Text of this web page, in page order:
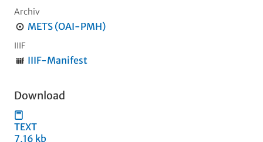
Archiv
METS (OAI-PMH)
IIIF
IIIF-Manifest
Download
TEXT
7,16 kb